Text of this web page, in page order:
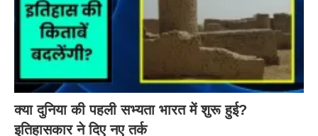
क्या दुनिया की पहली सभ्यता भारत में शुरू हुई?
इतिहासकार ने दिए नए तर्क